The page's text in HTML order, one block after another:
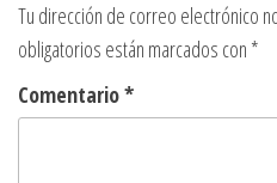
Tu dirección de correo electrónico
obligatorios están marcados con *
Comentario*